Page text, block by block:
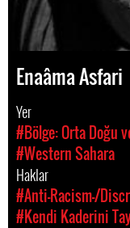
Enaâma Asfari
Yer
#Bölge: Orta Doğu
#Western Sahara
Haklar
#Anti-Racism-/
#Kendi Kaderini